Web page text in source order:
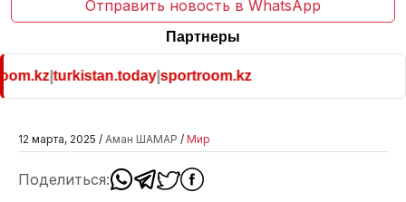
Отправить новость в WhatsApp
Партнеры
|turkistan.today|sportroom.kz
12 марта, 2025 / Аман ШАМАР / Мир
Поделиться: